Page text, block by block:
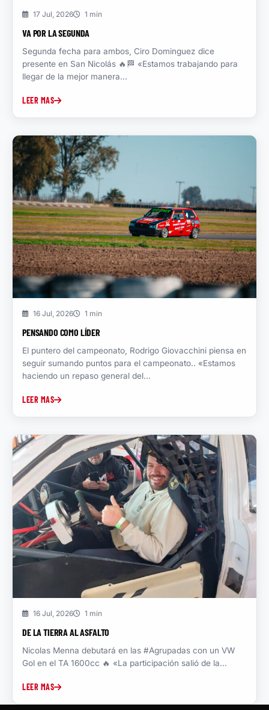
17 Jul, 2026 1 min
VA POR LA SEGUNDA
Segunda fecha para ambos, Ciro Dominguez dice
presente en San Nicolás 🔥🏁 «Estamos trabajando para
llegar de la mejor manera...
LEER MAS
16 Jul, 2026 1 min
PENSANDO COMO LÍDER
El puntero del campeonato, Rodrigo Giovacchini piensa en
seguir sumando puntos para el campeonato.. «Estamos
haciendo un repaso general del...
LEER MAS
16 Jul, 2026 1 min
DE LA TIERRA AL ASFALTO
Nicolas Menna debutará en las #Agrupadas con un VW
Gol en el TA 1600cc 🔥 «La participación salió de la...
LEER MAS